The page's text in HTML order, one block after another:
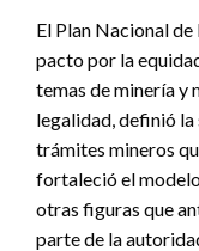
El Plan Nacional
pacto por la
temas de minería y
legalidad, definió
trámites mineros
fortaleció el
otras figuras que
parte de la